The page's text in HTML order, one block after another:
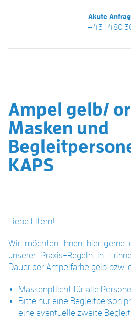
Akute
+43 1 480
Ampel gelb/
Masken und
KAPS
Liebe Eltern!
Wir möchten Ihnen hier gerne
unserer Praxis-Regeln in
Dauer der Ampelfarbe gelb bzw.
Maskenpflicht für alle
Bitte nur eine Begleitperson
eine eventuelle zweite